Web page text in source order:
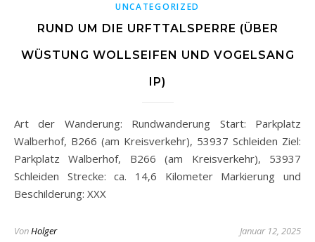
UNCATEGORIZED
RUND UM DIE URFTTALSPERRE (ÜBER
WÜSTUNG WOLLSEIFEN UND VOGELSANG
IP)
Art der Wanderung: Rundwanderung Start: Parkplatz
Walberhof, B266 (am Kreisverkehr), 53937 Schleiden Ziel:
Parkplatz Walberhof, B266 (am Kreisverkehr), 53937
Schleiden Strecke: ca. 14,6 Kilometer Markierung und
Beschilderung: XXX
VonHolger Januar 12, 2025